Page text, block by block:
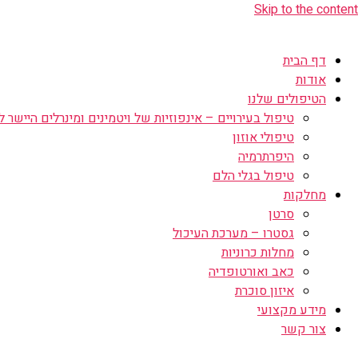
Skip to the content
דף הבית
אודות
הטיפולים שלנו
טיפול בעירויים – אינפוזיות של ויטמינים ומינרלים היישר
טיפולי אוזון
היפרתרמיה
טיפול בגלי הלם
מחלקות
סרטן
גסטרו – מערכת העיכול
מחלות כרוניות
כאב ואורטופדיה
איזון סוכרת
מידע מקצועי
צור קשר